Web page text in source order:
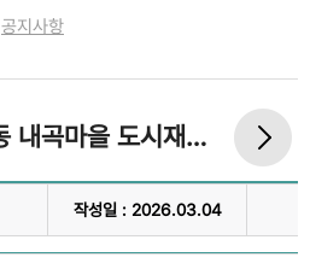
공지사항
[모집] 군자동 내곡마을 도시재생 집수리 지원사업
작성일 : 2026.03.04